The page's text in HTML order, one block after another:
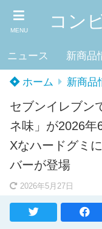
MENU コン
ニュース 新商品
ホーム 新商品
セブンイレブン
ネ味」が2026年
Xなハードグミ
バーが登場
2026年5月27日